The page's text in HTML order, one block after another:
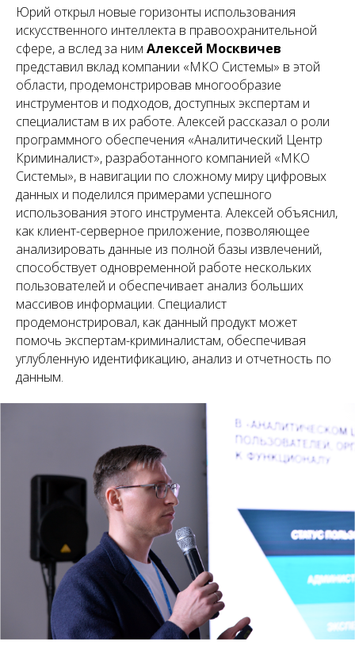
Юрий открыл новые горизонты использования
искусственного интеллекта в правоохранительной
сфере, а вслед за ним Алексей Москвичев
представил вклад компании «МКО Системы» в этой
области, продемонстрировав многообразие
инструментов и подходов, доступных экспертам и
специалистам в их работе. Алексей рассказал о роли
программного обеспечения «Аналитический Центр
Криминалист», разработанного компанией «МКО
Системы», в навигации по сложному миру цифровых
данных и поделился примерами успешного
использования этого инструмента. Алексей объяснил,
как клиент-серверное приложение, позволяющее
анализировать данные из полной базы извлечений,
способствует одновременной работе нескольких
пользователей и обеспечивает анализ больших
массивов информации. Специалист
продемонстрировал, как данный продукт может
помочь экспертам-криминалистам, обеспечивая
углубленную идентификацию, анализ и отчетность по
данным.